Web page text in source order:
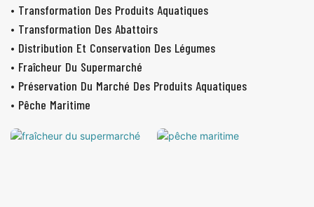
• Transformation Des Produits Aquatiques
• Transformation Des Abattoirs
• Distribution Et Conservation Des Légumes
• Fraîcheur Du Supermarché
• Préservation Du Marché Des Produits Aquatiques
• Pêche Maritime